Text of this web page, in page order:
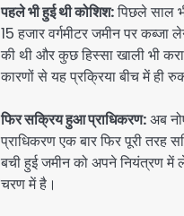
पहले भी हुई थी कोशिश:पिछले साल
15 हजार वर्गमीटर जमीन पर कब्जा
की थी और कुछ हिस्सा खाली भी
कारणों से यह प्रक्रिया बीच में ही
फिर सक्रिय हुआ प्राधिकरण:अब
प्राधिकरण एक बार फिर पूरी तरह
बची हुई जमीन को अपने नियंत्रण में
चरण में है।